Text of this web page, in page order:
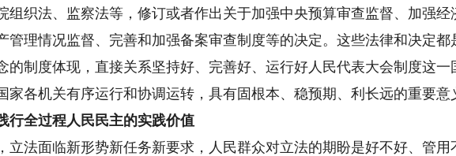
组织法、监察法等，修订或者作出关于加强中央预算审查监督、加强经
管理情况监督、完善和加强备案审查制度等的决定。这些法律和决定都
的制度体现，直接关系坚持好、完善好、运行好人民代表大会制度这一
家各机关有序运行和协调运转，具有固根本、稳预期、利长远的重要意
行全过程人民民主的实践价值
法面临新形势新任务新要求，人民群众对立法的期盼是好不好、管用